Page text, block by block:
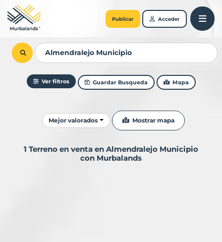
Publicar Acceder
Ver filtros Guardar Busqueda Mapa
Ordenar resultados
Mejor valorados Mostrar mapa
1 Terreno en venta en Almendralejo Municipio
con Murbalands